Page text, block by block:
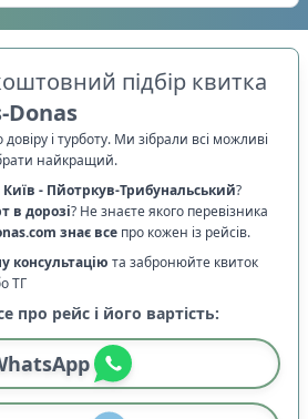
підбір квитка
Donas
довіру і турботу. Ми зібрали всі можливі
найкращий.
Київ - Пйотркув-Трибунальський?
в дорозі? Не знаєте якого перевізника
знає все про кожен із рейсів.
консультацію та забронюйте квиток
ТГ
про рейс і його вартість: